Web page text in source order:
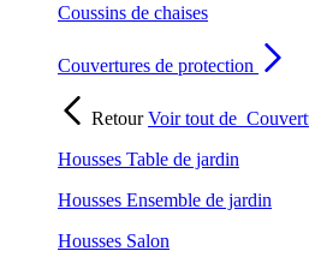
Coussins de chaises
Couvertures de protection
RetourVoir tout de
Housses Table de jardin
Housses Ensemble de jardin
Housses Salon